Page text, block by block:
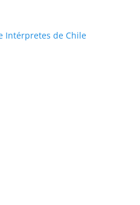
Intérpretes de Chile